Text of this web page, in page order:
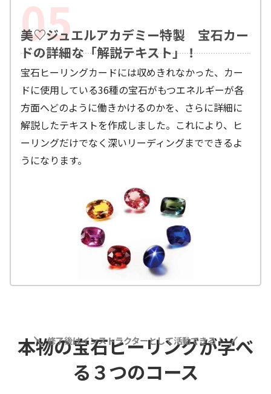
美♡ジュエルアカデミー特製 宝石カー
ドの詳細な「解説テキスト」！
宝石ヒーリングカードには収めきれなかった、カー
ドに使用している36種の宝石がもつエネルギーが各
方面へどのように働きかけるのかを、さらに詳細に
解説したテキストを作成しました。これにより、ヒ
ーリングだけでなく深いリーディングまでできるよ
うになります。
修了後はインストラクターとして活動できる！
本物の宝石ヒーリングが学べ
る３つのコース